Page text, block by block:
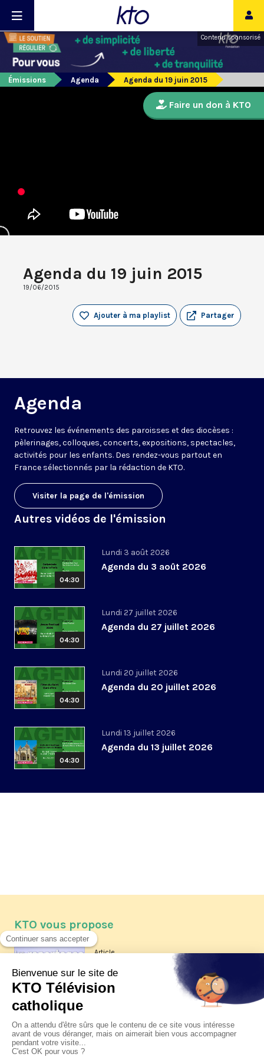
Contenu sponsorisé
Émissions Agenda Agenda du 19 juin 2015
Agenda du 19 juin 2015
19/06/2015
Partager
Ajouter à ma playlist
Agenda
Retrouvez les événements des paroisses et des diocèses :
pèlerinages, colloques, concerts, expositions, spectacles,
activités pour les enfants. Des rendez-vous partout en
France sélectionnés par la rédaction de KTO.
Visiter la page de l'émission
Autres vidéos de l'émission
04:30
Lundi 3 août 2026
Agenda du 3 août 2026
04:30
Lundi 27 juillet 2026
Agenda du 27 juillet 2026
04:30
Lundi 20 juillet 2026
Agenda du 20 juillet 2026
04:30
Lundi 13 juillet 2026
Agenda du 13 juillet 2026
Faire un don à KTO
KTO vous propose
Article
Les reportages d'été 2026 de KTO
La visite pastorale du pape Léon
XIV à Assise à suivre sur KTO le
jeudi 6 août